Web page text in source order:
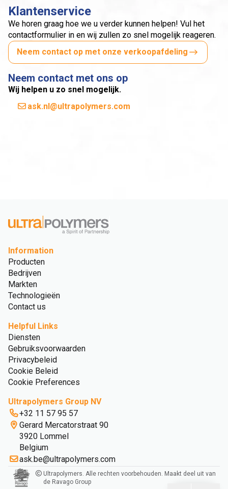
Klantenservice
We horen graag hoe we u verder kunnen helpen! Vul het
contactformulier in en wij zullen zo snel mogelijk reageren.
Neem contact op met onze verkoopafdeling
Neem contact met ons op
Wij helpen u zo snel mogelijk.
ask.nl@ultrapolymers.com
Information
Producten
Bedrijven
Markten
Technologieën
Contact us
Helpful Links
Diensten
Gebruiksvoorwaarden
Privacybeleid
Cookie Beleid
Cookie Preferences
Ultrapolymers Group NV
+32 11 57 95 57
Gerard Mercatorstraat 90
3920 Lommel
Belgium
ask.be@ultrapolymers.com
Ultrapolymers. Alle rechten voorbehouden. Maakt deel uit van
de Ravago Group